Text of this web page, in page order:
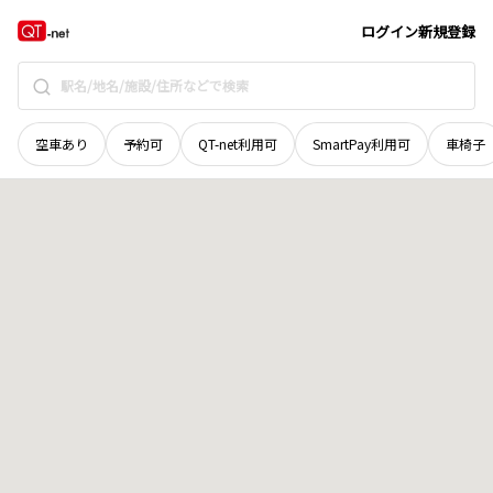
ログイン新規登録
空車あり 予約可 QT-net利用可 SmartPay利用可 車椅子
岩手県